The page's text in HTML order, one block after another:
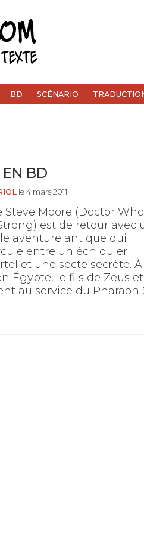
BD SCÉNARIO
EN BD
le 4 mars 2011
Steve Moore (Doctor
est de retour avec
aventure antique qui
entre un échiquier
et une secte secrète. À
Égypte, le fils de Zeus et
au service du Pharaon